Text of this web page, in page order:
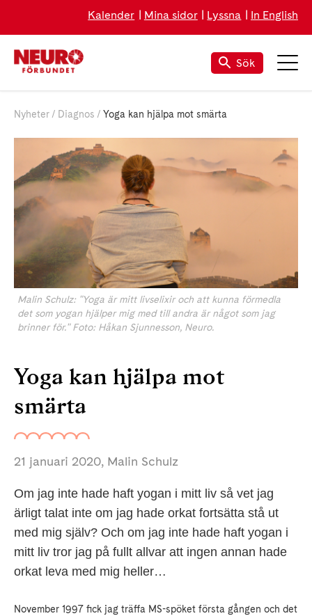
Kalender Mina sidor Lyssna In English
Sök
Nyheter Diagnos Yoga kan hjälpa mot smärta
Malin Schulz: "Yoga är mitt livselixir och att kunna förmedla
det som yogan hjälper mig med till andra är något som jag
brinner för." Foto: Håkan Sjunnesson, Neuro.
Yoga kan hjälpa mot
smärta
21 januari 2020, Malin Schulz
Om jag inte hade haft yogan i mitt liv så vet jag
ärligt talat inte om jag hade orkat fortsätta stå ut
med mig själv? Och om jag inte hade haft yogan i
mitt liv tror jag på fullt allvar att ingen annan hade
orkat leva med mig heller…
November 1997 fick jag träffa MS-spöket första gången och det